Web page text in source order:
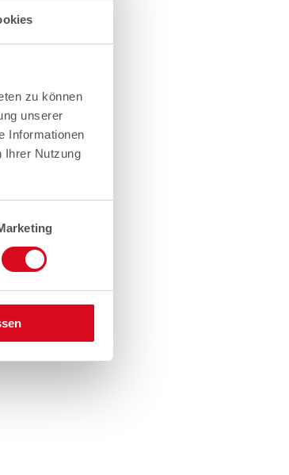
zu können
unserer
Informationen
Ihrer Nutzung